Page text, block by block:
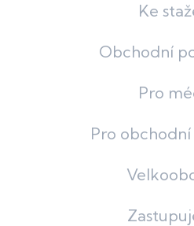
Ke
Obchodní
Pro
Pro